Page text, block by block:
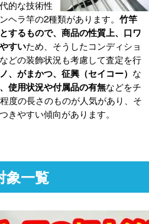
的な技術性
ヘラ竿の2種類があります。 竹竿
するもので、商品の性質上、口ワ
すいため、そうしたコンディショ
どの装飾状況も考慮して査定を行
、がまかつ、征興（セイコー） な
使用状況や付属品の有無などをチ
度の長さのものが人気があり、そ
きやすい傾向があります。
象一覧